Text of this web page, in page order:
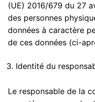
(UE) 2016/679 du 27
des personnes
données à caractère
de ces données (ci-
Identité du
Le responsable de la